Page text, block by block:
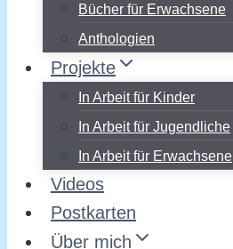
Bücher für Erwachsene
Anthologien
Projekte
In Arbeit für Kinder
In Arbeit für Jugendliche
In Arbeit für Erwachsene
Videos
Postkarten
Über mich